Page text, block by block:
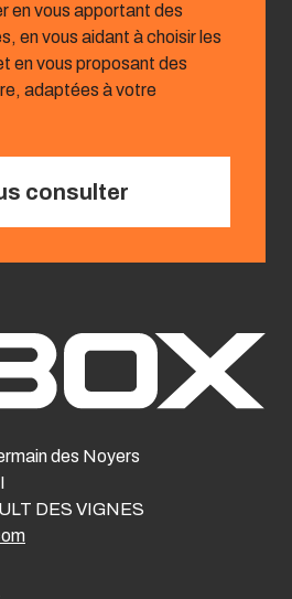
en vous apportant des
en vous aidant à choisir les
en vous proposant des
adaptées à votre
consulter
des Noyers
DES VIGNES